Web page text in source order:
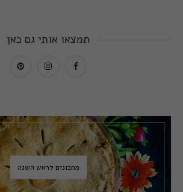
תמצאו אותי גם כאן
מתכונים לראש השנה